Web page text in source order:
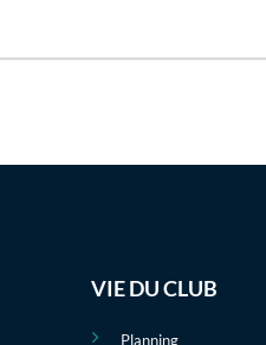
VIE DU CLUB
Planning